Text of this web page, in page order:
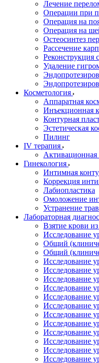
Лечение
Операции при
Операция на
Операция на
Остеосинтез
Рассечение
Реконструкция
Удаление
Косметология
Аппаратная
Инъекционная
Контурная
Эстетическая
Пилинг
IV терапия
Гинекология
Интимная
Коррекция
Лабиопластика
Омоложение
Устранение
Лабораторная
Взятие крови
Исследование
Общий
Общий
Исследование
Исследование
Исследование
Исследование
Исследование
Исследование
Исследование
Исследование
Исследование
Исследование
Исследование
Исследование